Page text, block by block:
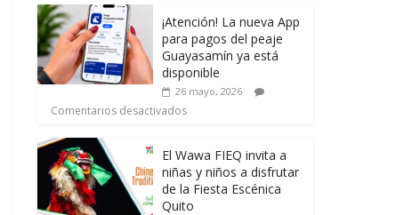
¡Atención! La nueva App
para pagos del peaje
Guayasamín ya está
disponible
26 mayo, 2026
Comentarios desactivados
El Wawa FIEQ invita a
niñas y niños a disfrutar
de la Fiesta Escénica
Quito